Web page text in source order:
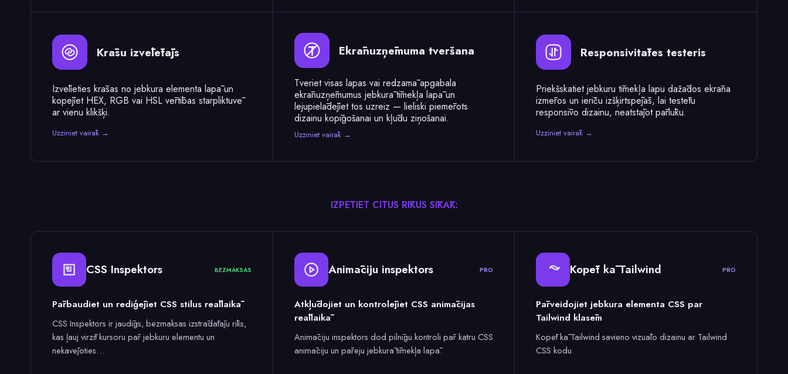
Krāsu izvēlētājs
Izvēlieties krāsas no jebkura elementa lapā un
kopējiet HEX, RGB vai HSL vērtības starpliktuvē
ar vienu klikšķi.
Uzziniet vairāk →
Ekrānuzņēmuma tveršana
Tveriet visas lapas vai redzamā apgabala
ekrānuzņēmumus jebkurā tīmekļa lapā un
lejupielādējiet tos uzreiz — lieliski piemērots
dizainu kopīgošanai un kļūdu ziņošanai.
Uzziniet vairāk →
Responsivitātes testeris
Priekšskatiet jebkuru tīmekļa lapu dažādos ekrāna
izmēros un ierīču izšķirtspējās, lai testētu
responsīvo dizainu, neatstājot pārlūku.
Uzziniet vairāk →
IZPĒTIET CITUS RĪKUS SĪKĀK:
CSS Inspektors BEZMAKSAS
Pārbaudiet un rediģējiet CSS stilus reāllaikā
CSS Inspektors ir jaudīgs, bezmaksas izstrādātāju rīks,
kas ļauj virzīt kursoru pār jebkuru elementu un
nekavējoties…
Animāciju inspektors PRO
Atkļūdojiet un kontrolējiet CSS animācijas
reāllaikā
Animāciju inspektors dod pilnīgu kontroli pār katru CSS
animāciju un pāreju jebkurā tīmekļa lapā.
Kopēt kā Tailwind PRO
Pārveidojiet jebkura elementa CSS par
Tailwind klasēm
Kopēt kā Tailwind savieno vizuālo dizainu ar Tailwind
CSS kodu.